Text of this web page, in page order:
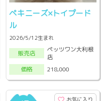
ペキニーズ×トイプード
ル
2026/5/12生まれ
販売店
ペッツワン大利根
店
価格
218,000
お気に入り